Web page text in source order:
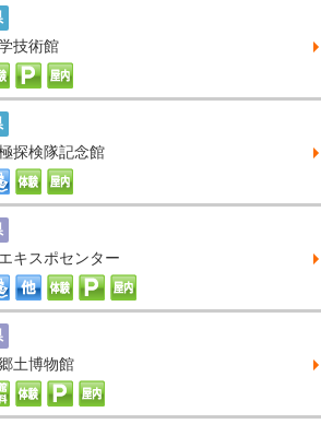
技術館
探検隊記念館
キスポセンター
土博物館